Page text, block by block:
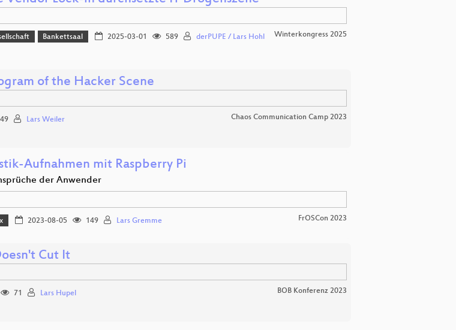
Bankettsaal 2025-03-01 589 derPUPE / Lars Hohl Winterkongress 2025
of the Hacker Scene
Lars Weiler Chaos Communication Camp 2023
Aufnahmen mit Raspberry Pi
der Anwender
2023-08-05 149 Lars Gremme FrOSCon 2023
Cut It
71 Lars Hupel BOB Konferenz 2023